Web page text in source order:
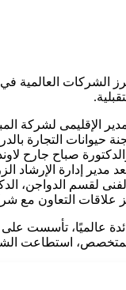
الشركات العالمية
الإقليمى لشركة
حيوانات التجارة
صباح جارح
مدير إدارة
لقسم الدواجن،
مع شركائها المحليين
عالميًا، تأسست على
المتخصص، استطاعت